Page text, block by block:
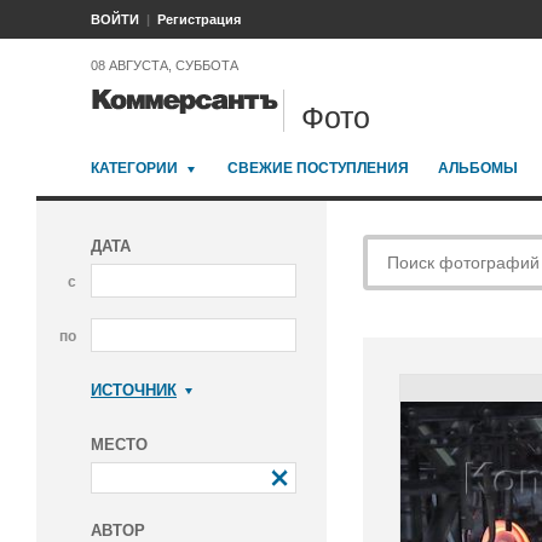
ВОЙТИ Регистрация
08 АВГУСТА, СУББОТА
Фото
КАТЕГОРИИ СВЕЖИЕ ПОСТУПЛЕНИЯ АЛЬБОМЫ
ДАТА
с
по
ИСТОЧНИК
МЕСТО
АВТОР